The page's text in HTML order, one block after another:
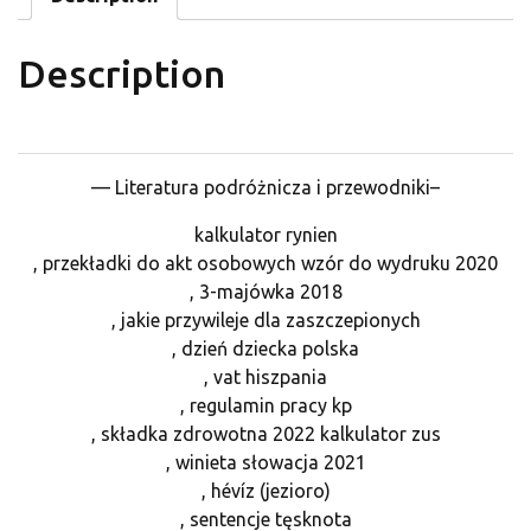
Description
— Literatura podróżnicza i przewodniki–
kalkulator rynien
, przekładki do akt osobowych wzór do wydruku 2020
, 3-majówka 2018
, jakie przywileje dla zaszczepionych
, dzień dziecka polska
, vat hiszpania
, regulamin pracy kp
, składka zdrowotna 2022 kalkulator zus
, winieta słowacja 2021
, hévíz (jezioro)
, sentencje tęsknota